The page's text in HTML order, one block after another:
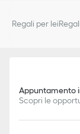
Regali per lei
Appuntamento
Scopri le